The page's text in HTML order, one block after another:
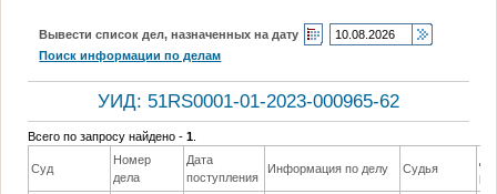
Вывести список дел, назначенных на дату
Поиск информации по делам
УИД: 51RS0001-01-2023-000965-62
Всего по запросу найдено -1
Суд
Номер
дела
Дата
поступления
Информация по делу Судья